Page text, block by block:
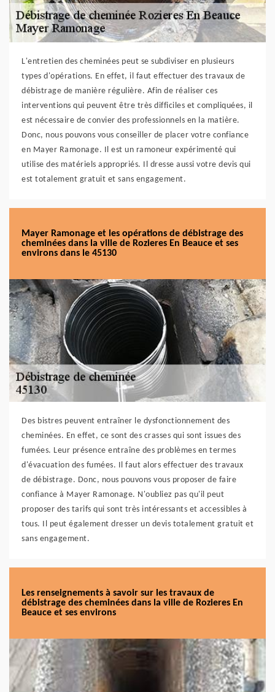
L'entretien des cheminées peut se subdiviser en plusieurs
types d'opérations. En effet, il faut effectuer des travaux de
débistrage de manière régulière. Afin de réaliser ces
interventions qui peuvent être très difficiles et compliquées, il
est nécessaire de convier des professionnels en la matière.
Donc, nous pouvons vous conseiller de placer votre confiance
en Mayer Ramonage. Il est un ramoneur expérimenté qui
utilise des matériels appropriés. Il dresse aussi votre devis qui
est totalement gratuit et sans engagement.
Mayer Ramonage et les opérations de débistrage des
cheminées dans la ville de Rozieres En Beauce et ses
environs dans le 45130
Des bistres peuvent entraîner le dysfonctionnement des
cheminées. En effet, ce sont des crasses qui sont issues des
fumées. Leur présence entraîne des problèmes en termes
d'évacuation des fumées. Il faut alors effectuer des travaux
de débistrage. Donc, nous pouvons vous proposer de faire
confiance à Mayer Ramonage. N'oubliez pas qu'il peut
proposer des tarifs qui sont très intéressants et accessibles à
tous. Il peut également dresser un devis totalement gratuit et
sans engagement.
Les renseignements à savoir sur les travaux de
débistrage des cheminées dans la ville de Rozieres En
Beauce et ses environs